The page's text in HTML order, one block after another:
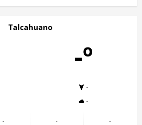
Talcahuano
-º
-
-
-
-
-